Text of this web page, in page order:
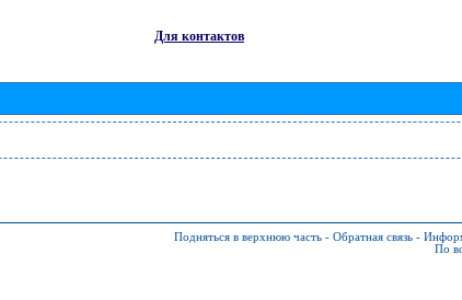
Для контактов
Подняться в верхнюю часть - Обратная связь -
По